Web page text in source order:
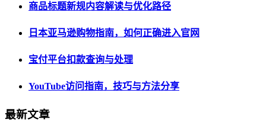
商品标题新规内容解读与优化路径
日本亚马逊购物指南，如何正确进入官网
宝付平台扣款查询与处理
YouTube访问指南，技巧与方法分享
最新文章